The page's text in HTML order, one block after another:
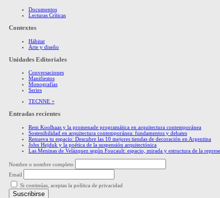
Documentos
Lecturas Críticas
Contextos
Hábitat
Arte y diseño
Unidades Editoriales
Conversaciones
Manifiestos
Monografías
Series
TECNNE +
Entradas recientes
Rem Koolhaas y la promenade programática en arquitectura contemporánea
Sostenibilidad en arquitectura contemporánea: fundamentos y debates
Renueva tu espacio: Descubre las 10 mejores tiendas de decoración en Argentina
John Hejduk y la poética de la suspensión arquitectónica
Las Meninas de Velázquez según Foucault: espacio, mirada y estructura de la
Nombre o nombre completo
Email
Si continúas, aceptas la política de privacidad